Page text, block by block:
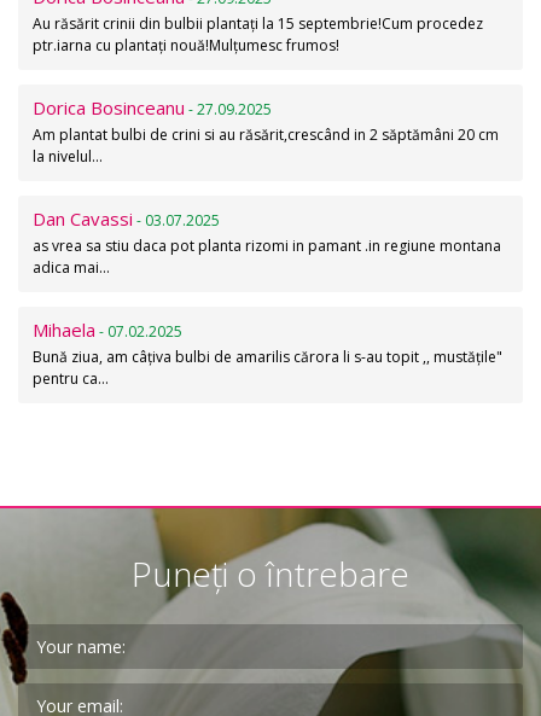
Au răsărit crinii din bulbii plantați la 15 septembrie!Cum procedez
ptr.iarna cu plantați nouă!Mulțumesc frumos!
Dorica Bosinceanu - 27.09.2025
Am plantat bulbi de crini si au răsărit,crescând in 2 săptămâni 20 cm
la nivelul…
Dan Cavassi - 03.07.2025
as vrea sa stiu daca pot planta rizomi in pamant .in regiune montana
adica mai…
Mihaela - 07.02.2025
Bună ziua, am câțiva bulbi de amarilis cărora li s-au topit ,, mustățile"
pentru ca…
Puneți o întrebare